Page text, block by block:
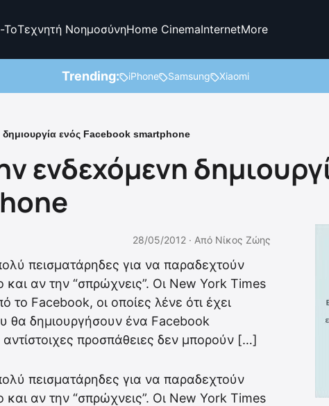
ToΤεχνητή ΝοημοσύνηHome CinemaInternetMore
Trending: iPhone Samsung Xiaomi
δημιουργία ενός Facebook smartphone
ενδεχόμενη
28/05/2012 · Από Νίκος Ζώης
πεισματάρηδες για να παραδεχτούν
αν την “σπρώχνεις”. Οι New York Times
Facebook, οι οποίες λένε ότι έχει
θα δημιουργήσουν ένα Facebook
προσπάθειες δεν μπορούν […]
πεισματάρηδες για να παραδεχτούν
αν την “σπρώχνεις”. Οι New York Times